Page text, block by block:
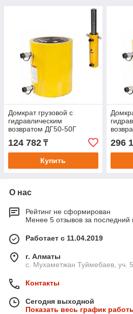
Домкрат грузовой с
гидравлическим
возвратом ДГ50-50Г
124 782 ₸
Купить
296
О нас
Рейтинг не сформирован
Менее 5 отзывов за последний
Работает с 11.04.2019
г. Алматы
с. Мухаметжан Туймебаев, уч.
Контакты
Сегодня выходной
Показать весь график